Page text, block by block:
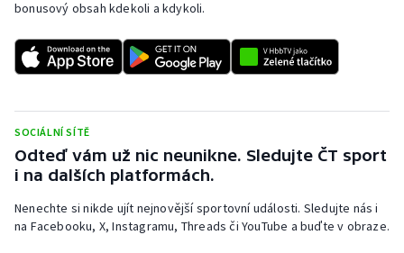
Plážový volejbal
Ragby
Rychlostní kanoistika
Short track
Sportovní střelba
bonusový obsah kdekoli a kdykoli.
SOCIÁLNÍ SÍTĚ
Odteď vám už nic neunikne. Sledujte ČT sport
i na dalších platformách.
Nenechte si nikde ujít nejnovější sportovní události. Sledujte nás i
na Facebooku, X, Instagramu, Threads či YouTube a buďte v obraze.